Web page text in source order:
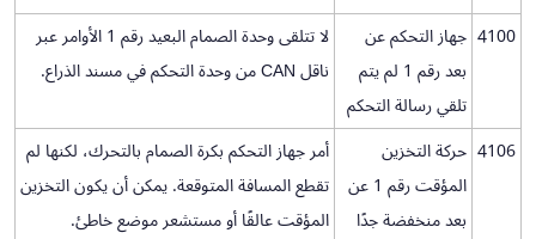
4100 جهاز التحكم عن
بعد رقم 1 لم يتم
تلقي رسالة التحكم
لا تتلقى وحدة الصمام البعيد رقم 1 الأوامر عبر
ناقل CAN من وحدة التحكم في مسند الذراع.
4106 حركة التخزين
المؤقت رقم 1 عن
بعد منخفضة جدًا
أمر جهاز التحكم بكرة الصمام بالتحرك، لكنها لم
تقطع المسافة المتوقعة. يمكن أن يكون التخزين
المؤقت عالقًا أو مستشعر موضع خاطئ.